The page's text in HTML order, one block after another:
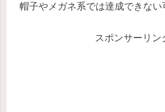
帽子やメガネ系では達成できない
スポンサーリン